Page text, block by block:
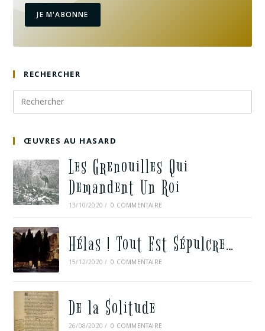
JE M'ABONNE
RECHERCHER
ŒUVRES AU HASARD
Les Grenouilles Qui
Demandent Un Roi
13/10/2020 / 0 COMMENTAIRE
Hélas ! Tout Est Sépulcre…
15/12/2020 / 0 COMMENTAIRE
De la Solitude
26/08/2020 / 0 COMMENTAIRE